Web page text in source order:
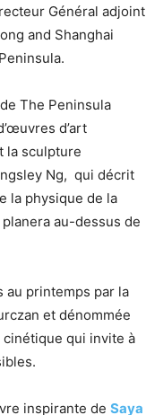
Général adjoint
and Shanghai
The Peninsula
d’art
la sculpture
Ng, qui décrit
la physique de la
au-dessus de
au printemps par la
et dénommée
cinétique qui invite à
inspirante de Saya